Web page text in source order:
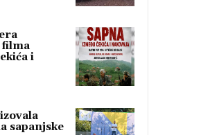
i
sapanjske